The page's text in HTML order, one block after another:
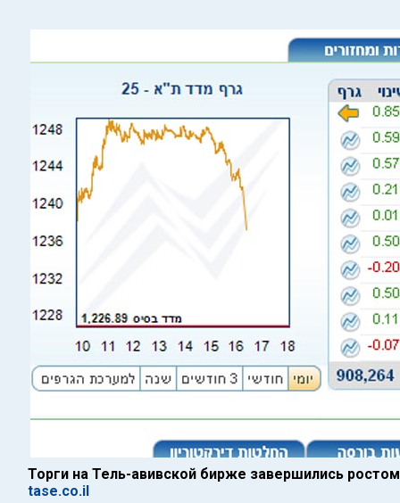
Торги на Тель-авивской бирже завершились
tase.co.il